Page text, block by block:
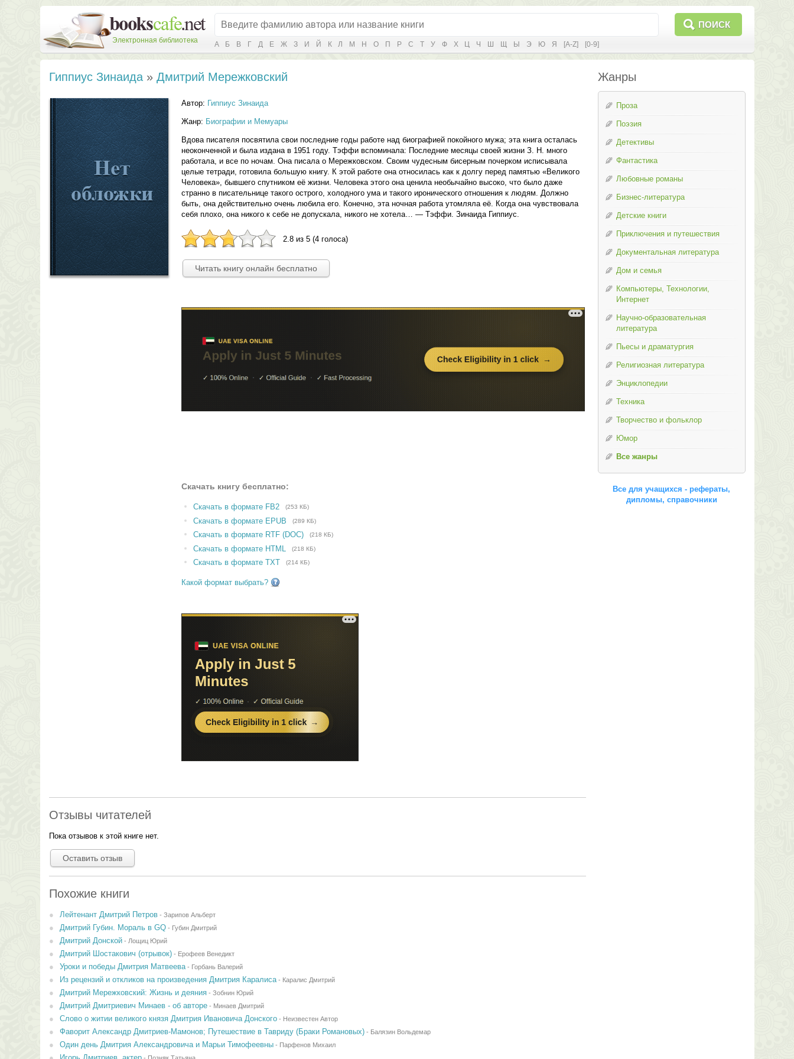
Электронная библиотека
ПОИСК
А Б В Г Д Е Ж З И Й К Л М Н О П Р С Т У Ф Х Ц Ч Ш Щ Ы Э Ю Я [A-Z] [0-9]
Гиппиус Зинаида» Дмитрий Мережковский
Автор: Гиппиус Зинаида
Жанр: Биографии и Мемуары
Вдова писателя посвятила свои последние годы работе над биографией покойного мужа; эта книга осталась
неоконченной и была издана в 1951 году. Тэффи вспоминала: Последние месяцы своей жизни З. Н. много
работала, и все по ночам. Она писала о Мережковском. Своим чудесным бисерным почерком исписывала
целые тетради, готовила большую книгу. К этой работе она относилась как к долгу перед памятью «Великого
Человека», бывшего спутником её жизни. Человека этого она ценила необычайно высоко, что было даже
странно в писательнице такого острого, холодного ума и такого иронического отношения к людям. Должно
быть, она действительно очень любила его. Конечно, эта ночная работа утомляла её. Когда она чувствовала
себя плохо, она никого к себе не допускала, никого не хотела… — Тэффи. Зинаида Гиппиус.
2.8 из 5 (4 голоса)
Читать книгу онлайн бесплатно
Скачать книгу бесплатно:
Скачать в формате FB2 (253 КБ)
Скачать в формате EPUB (289 КБ)
Скачать в формате RTF (DOC) (218 КБ)
Скачать в формате HTML (218 КБ)
Скачать в формате TXT (214 КБ)
Какой формат выбрать?
Отзывы читателей
Пока отзывов к этой книге нет.
Оставить отзыв
Похожие книги
Лейтенант Дмитрий Петров- Зарипов Альберт
Дмитрий Губин. Мораль в GQ- Губин Дмитрий
Дмитрий Донской- Лощиц Юрий
Дмитрий Шостакович (отрывок)- Ерофеев Венедикт
Уроки и победы Дмитрия Матвеева- Горбань Валерий
Из рецензий и откликов на произведения Дмитрия Каралиса- Каралис Дмитрий
Дмитрий Мережковский: Жизнь и деяния- Зобнин Юрий
Дмитрий Дмитриевич Минаев - об авторе- Минаев Дмитрий
Слово о житии великого князя Дмитрия Ивановича Донского- Неизвестен Автор
Фаворит Александр Дмитриев-Мамонов; Путешествие в Тавриду (Браки Романовых)- Балязин Вольдемар
Один день Дмитрия Александровича и Марьи Тимофеевны- Парфенов Михаил
Жанры
Проза
Поэзия
Детективы
Фантастика
Любовные романы
Бизнес-литература
Детские книги
Приключения и путешествия
Документальная литература
Дом и семья
Компьютеры, Технологии,
Интернет
Научно-образовательная
литература
Пьесы и драматургия
Религиозная литература
Энциклопедии
Техника
Творчество и фольклор
Юмор
Все жанры
Все для учащихся - рефераты,
дипломы, справочники